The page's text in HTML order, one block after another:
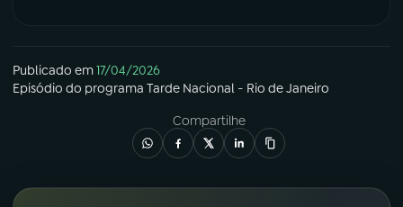
Publicado em17/04/2026
Episódio do programa Tarde Nacional - Rio de Janeiro
Compartilhe